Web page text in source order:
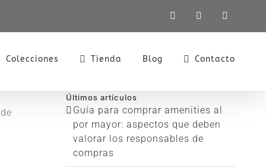
LinkedIn
X Instagram
Colecciones Tienda Blog Contacto
Últimos artículos
Guía para comprar amenities al
por mayor: aspectos que deben
valorar los responsables de
compras